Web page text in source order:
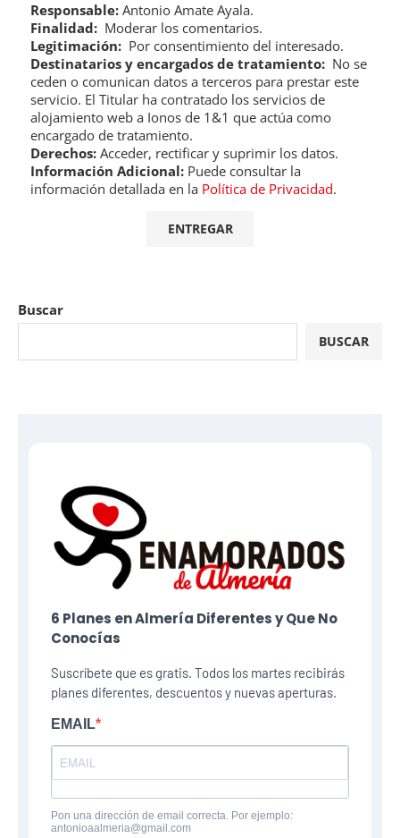
Responsable: Antonio Amate Ayala.
Finalidad: Moderar los comentarios.
Legitimación: Por consentimiento del interesado.
Destinatarios y encargados de tratamiento: No se
ceden o comunican datos a terceros para prestar este
servicio. El Titular ha contratado los servicios de
alojamiento web a Ionos de 1&1 que actúa como
encargado de tratamiento.
Derechos: Acceder, rectificar y suprimir los datos.
Información Adicional: Puede consultar la
información detallada en la Política de Privacidad.
Buscar
BUSCAR
6 Planes​ en Almería Diferentes y Que No
Conocías
Suscríbete que es gratis. Todos los martes recibirás
planes diferentes, descuentos y nuevas aperturas.
EMAIL
Pon una dirección de email correcta. Por ejemplo:
antonioaalmeria@gmail.com